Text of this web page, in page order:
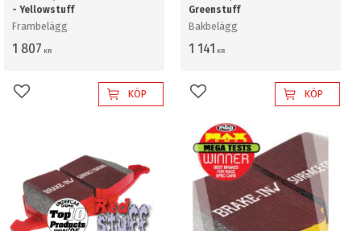
- Yellowstuff
Frambelägg
1 807 KR
Lägg till i favoriterKÖP
Greenstuff
Bakbelägg
1 141 KR
Lägg till i favoriterKÖP